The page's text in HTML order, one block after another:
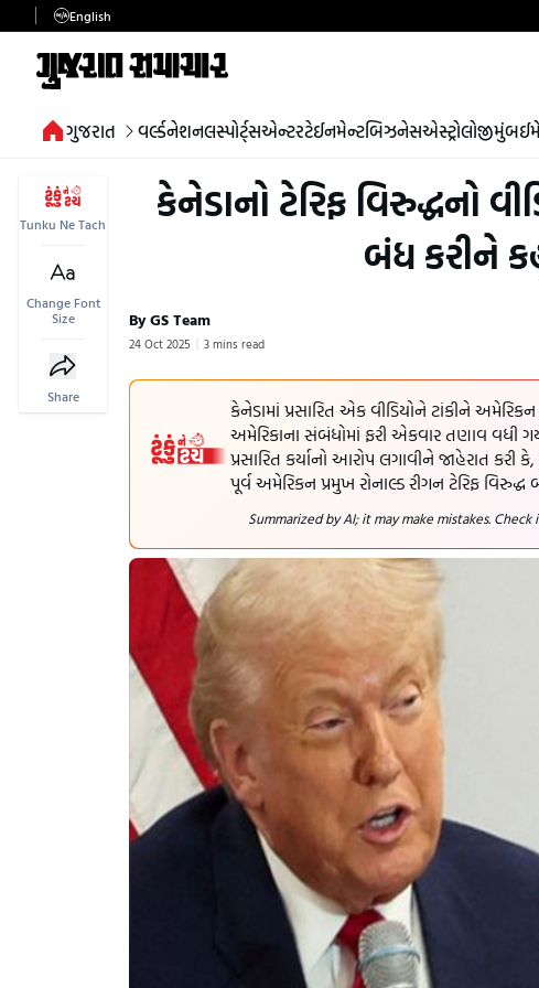
English
ગુજરાત વર્લ્ડનેશનલસ્પોર્ટ્સએન્ટરટેઈનમેન્ટબિઝનેસએસ્ટ્રોલોજીમુંબઈ
Tunku Ne Tach
Change Font
Size
Share
કેનેડાનો ટેરિફ વિરુદ્ધનો
બંધ કરીને
By GS Team
24 Oct 2025 3 mins read
કેનેડામાં પ્રસારિત એક વીડિયોને ટાંકીને અમેરિકન
અમેરિકાના સંબંધોમાં ફરી એકવાર તણાવ વધી
પ્રસારિત કર્યાનો આરોપ લગાવીને જાહેરાત કરી
પૂર્વ અમેરિકન પ્રમુખ રોનાલ્ડ રીગન ટેરિફ વિરુદ્ધ
Summarized by AI; it may make mistakes.